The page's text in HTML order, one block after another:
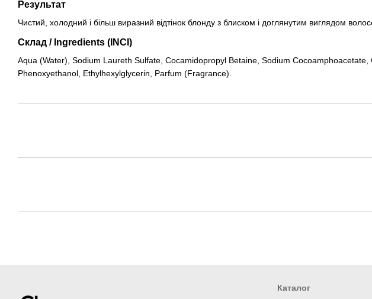
Результат
Чистий, холодний і більш виразний відтінок блонду з блиском і доглянутим виглядом
Склад / Ingredients (INCI)
Aqua (Water), Sodium Laureth Sulfate, Cocamidopropyl Betaine, Sodium
Phenoxyethanol, Ethylhexylglycerin, Parfum (Fragrance).
Каталог